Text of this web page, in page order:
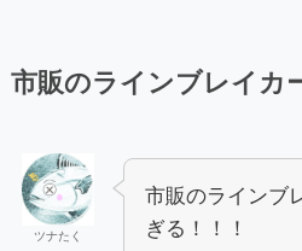
市販のラインブレイカ
ツナたく
市販のラインブ
ぎる！！！